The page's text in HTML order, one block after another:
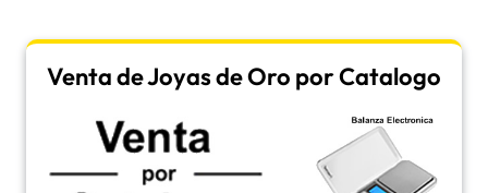
Venta de Joyas de Oro por Catalogo